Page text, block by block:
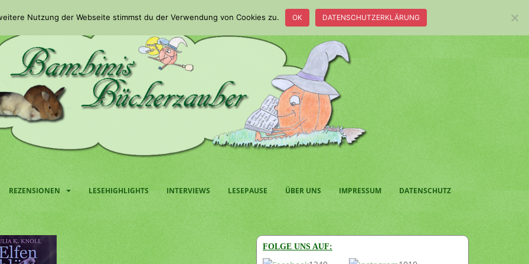
REZENSIONEN LESEHIGHLIGHTS INTERVIEWS LESEPAUSE ÜBER UNS IMPRESSUM DATENSCHUTZ
FOLGE UNS AUF:
Nutzung der Webseite stimmst du der Verwendung von Cookies zu. OK DATENSCHUTZERKLÄRUNG